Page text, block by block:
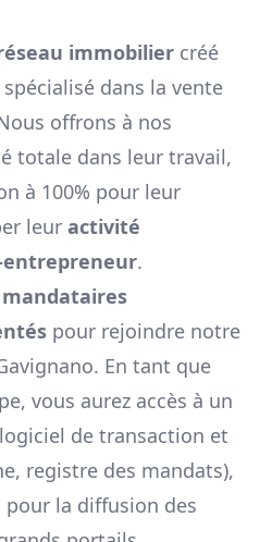
immobilier créé
dans la vente
offrons à nos
totale dans leur travail,
à 100% pour leur
leur activité
.
mandataires
pour rejoindre notre
. En tant que
vous aurez accès à un
de transaction et
registre des mandats),
la diffusion des